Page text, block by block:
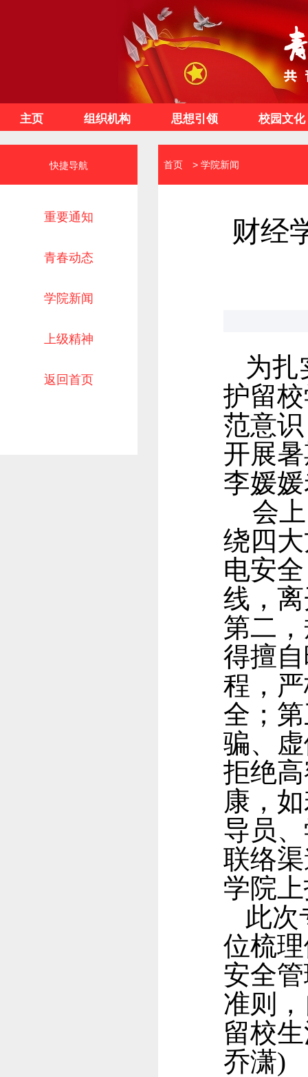
主页 组织机构 思想引领 校园文化
快捷导航
重要通知
青春动态
学院新闻
上级精神
返回首页
首页 > 学院新闻
财经
为扎
护留
范意
开展
李媛
会
绕四
电安
线，
第二
得擅
程，
全；
骗、
拒绝
康，
导员
联络
学院
此次
位梳
安全
准则
留校
乔潇)